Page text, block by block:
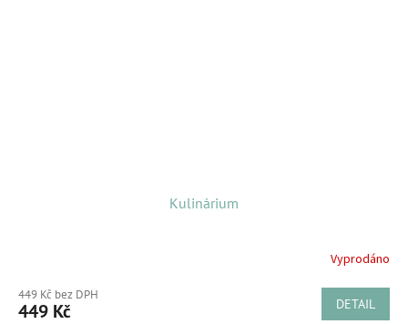
Kulinárium
Vyprodáno
449 Kč bez DPH
449 Kč DETAIL